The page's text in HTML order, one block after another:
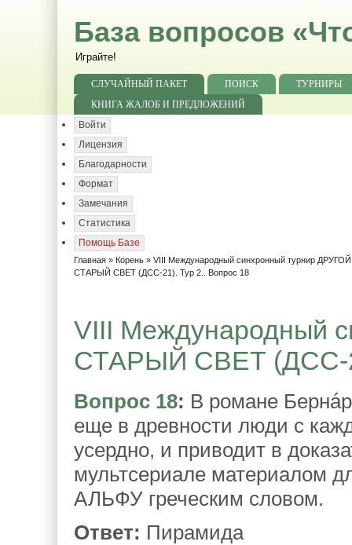
База вопросов
Играйте!
СЛУЧАЙНЫЙ ПАКЕТ ПОИСК
ТУРНИРЫ
КНИГА ЖАЛОБ И ПРЕДЛОЖЕНИЙ
Войти
Лицензия
Благодарности
Формат
Замечания
Статистика
Помощь Базе
Главная » Корень » VIII Международный синхронный турнир
СТАРЫЙ СВЕТ (ДСС-21). Тур 2.. Вопрос 18
VIII Международный
СТАРЫЙ СВЕТ (ДСС-
Вопрос 18: В романе
еще в древности люди с
усердно, и приводит в
мультсериале материалом
АЛЬФУ греческим словом.
Ответ: Пирамида